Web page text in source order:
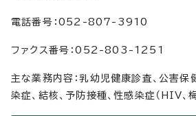
電話番号：052-807-3910
ファクス番号：052-803-1251
主な業務内容：乳幼児健康診査、公害保
染症、結核、予防接種、性感染症（HIV、